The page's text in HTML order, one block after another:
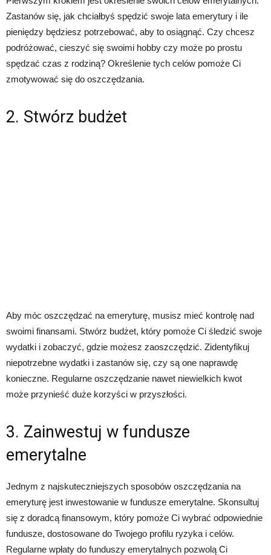
Zastanów się, jak chciałbyś spędzić swoje lata emerytury i ile
pieniędzy będziesz potrzebować, aby to osiągnąć. Czy chcesz
podróżować, cieszyć się swoimi hobby czy może po prostu
spędzać czas z rodziną? Określenie tych celów pomoże Ci
zmotywować się do oszczędzania.
2. Stwórz budżet
Aby móc oszczędzać na emeryturę, musisz mieć kontrolę nad
swoimi finansami. Stwórz budżet, który pomoże Ci śledzić swoje
wydatki i zobaczyć, gdzie możesz zaoszczędzić. Zidentyfikuj
niepotrzebne wydatki i zastanów się, czy są one naprawdę
konieczne. Regularne oszczędzanie nawet niewielkich kwot
może przynieść duże korzyści w przyszłości.
3. Zainwestuj w fundusze
emerytalne
Jednym z najskuteczniejszych sposobów oszczędzania na
emeryturę jest inwestowanie w fundusze emerytalne. Skonsultuj
się z doradcą finansowym, który pomoże Ci wybrać odpowiednie
fundusze, dostosowane do Twojego profilu ryzyka i celów.
Regularne wpłaty do funduszy emerytalnych pozwolą Ci